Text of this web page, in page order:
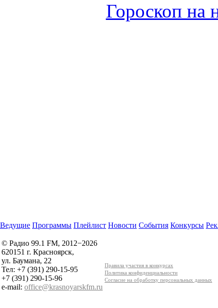
Гороскоп на
Ведущие Программы Плейлист Новости События Конкурсы
© Радио 99.1 FM, 2012−2026
620151 г. Красноярск,
ул. Баумана, 22
Тел: +7 (391) 290-15-95
+7 (391) 290-15-96
e-mail: office@krasnoyarskfm.ru
Правила участия в конкурсах
Политика конфиденциальности
Согласие на обработку персональных данных